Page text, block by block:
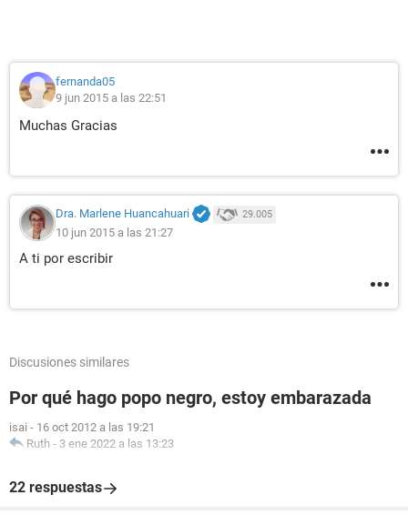
fernanda05
9 jun 2015 a las 22:51
Muchas Gracias
Dra. Marlene Huancahuari 29.005
10 jun 2015 a las 21:27
A ti por escribir
Discusiones similares
Por qué hago popo negro, estoy embarazada
isai - 16 oct 2012 a las 19:21
Ruth - 3 ene 2022 a las 13:23
22 respuestas